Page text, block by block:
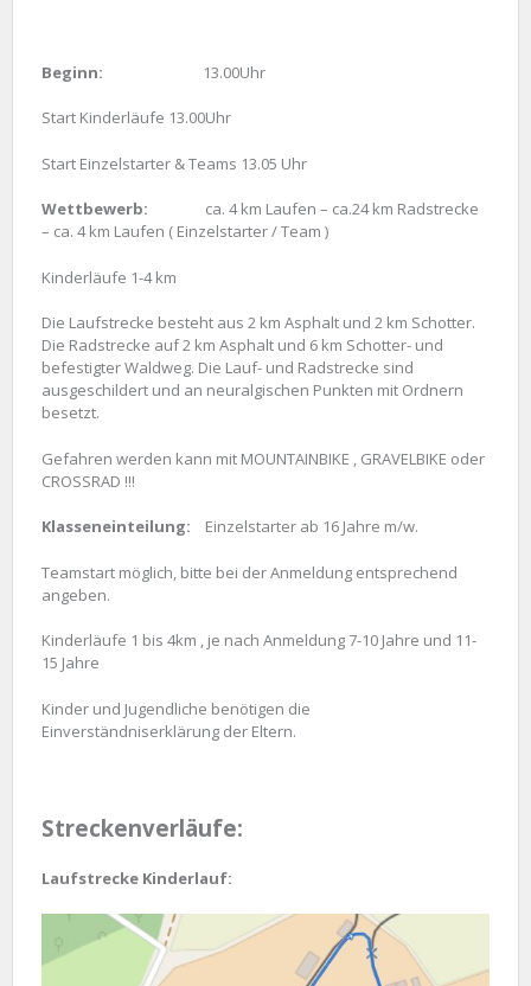
Beginn: 13.00Uhr
Start Kinderläufe 13.00Uhr
Start Einzelstarter & Teams 13.05 Uhr
Wettbewerb:
ca. 4 km Laufen – ca.24 km Radstrecke
– ca. 4 km Laufen ( Einzelstarter / Team )
Kinderläufe 1-4 km
Die Laufstrecke besteht aus 2 km Asphalt und 2 km Schotter.
Die Radstrecke auf 2 km Asphalt und 6 km Schotter- und
befestigter Waldweg. Die Lauf- und Radstrecke sind
ausgeschildert und an neuralgischen Punkten mit Ordnern
besetzt.
Gefahren werden kann mit MOUNTAINBIKE , GRAVELBIKE oder
CROSSRAD !!!
Klasseneinteilung: Einzelstarter ab 16 Jahre m/w.
Teamstart möglich, bitte bei der Anmeldung entsprechend
angeben.
Kinderläufe 1 bis 4km , je nach Anmeldung 7-10 Jahre und 11-
15 Jahre
Kinder und Jugendliche benötigen die
Einverständniserklärung der Eltern.
Streckenverläufe:
Laufstrecke Kinderlauf: